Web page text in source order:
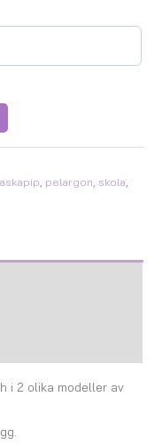
pelargon skola
i 2 olika modeller av